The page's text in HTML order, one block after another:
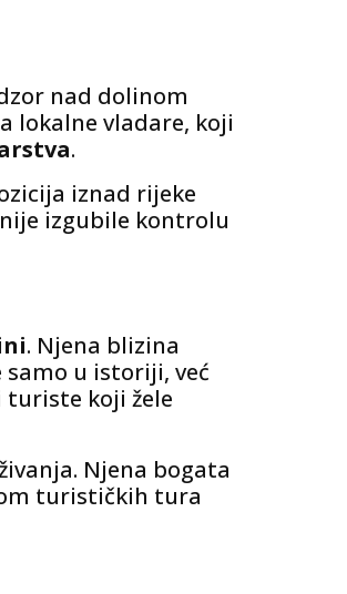
nad dolinom
lokalne vladare, koji
.
iznad rijeke
izgubile kontrolu
. Njena blizina
u istoriji, već
koji žele
Njena bogata
turističkih tura